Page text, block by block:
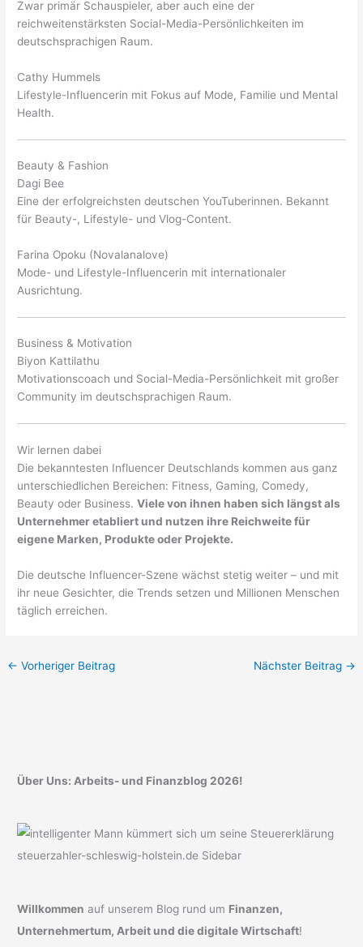
Zwar primär Schauspieler, aber auch eine der
reichweitenstärksten Social-Media-Persönlichkeiten im
deutschsprachigen Raum.
Cathy Hummels
Lifestyle-Influencerin mit Fokus auf Mode, Familie und Mental
Health.
Beauty & Fashion
Dagi Bee
Eine der erfolgreichsten deutschen YouTuberinnen. Bekannt
für Beauty-, Lifestyle- und Vlog-Content.
Farina Opoku (Novalanalove)
Mode- und Lifestyle-Influencerin mit internationaler
Ausrichtung.
Business & Motivation
Biyon Kattilathu
Motivationscoach und Social-Media-Persönlichkeit mit großer
Community im deutschsprachigen Raum.
Wir lernen dabei
Die bekanntesten Influencer Deutschlands kommen aus ganz
unterschiedlichen Bereichen: Fitness, Gaming, Comedy,
Beauty oder Business.Viele von ihnen haben sich längst als
Unternehmer etabliert und nutzen ihre Reichweite für
eigene Marken, Produkte oder Projekte.
Die deutsche Influencer-Szene wächst stetig weiter – und mit
ihr neue Gesichter, die Trends setzen und Millionen Menschen
täglich erreichen.
← Vorheriger Beitrag Nächster Beitrag →
Über Uns: Arbeits- und Finanzblog 2026!
Willkommen auf unserem Blog rund um Finanzen,
Unternehmertum, Arbeit und die digitale Wirtschaft!